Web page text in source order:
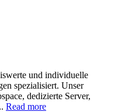
und individuelle
spezialisiert. Unser
dedizierte Server,
Read more